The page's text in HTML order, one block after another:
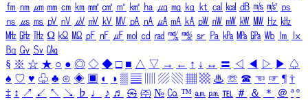
㎙ ㎚ ㎛ ㎜ ㎝ ㎞ ㎟ ㎠ ㎡ ㎢ ㏊ ㎍ ㎎ ㎏ ㏏ ㎈ ㎉ ㏈ ㎧ ㎨ ㎰
㎱ ㎲ ㎳ ㎴ ㎵ ㎶ ㎷ ㎸ ㎹ ㎀ ㎁ ㎂ ㎃ ㎄ ㎺ ㎻ ㎽ ㎾ ㎿ ㎐ ㎑
㎒ ㎓ ㎔ Ω ㏀ ㏁ ㎊ ㎋ ㎌ ㏖ ㏅ ㎭ ㎮ ㎯ ㏛ ㎩ ㎪ ㎫ ㎬ ㏝ ㏐
㏓
㏃ ㏉ ㏜ ㏆
§ ※ ☆ ★ ○ ● ◎ ◇ ◆ □ ■ △ ▽ → ← ↑ ↓ ↔ 〓 ◁ ◀ ▷ ▶ ♤
♠ ♡ ♥ ♧ ♣ ⊙ ◈ ▣ ◐ ◑ ▒ ▤ ▨ ▧ ▦ ▩ ♨ ☏ ☎ ☜ ☞ ¶ †
‡ ↕ ↗ ↙ ↖ ↘ ♭ ♩ ♪ ♬ ㉿ ㈜ № ㏇ ™ ㏂ ㏘ ℡ ＃ ＆ ＊ ＠ ª º